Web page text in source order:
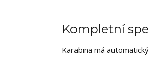
Kompletní
Karabina má